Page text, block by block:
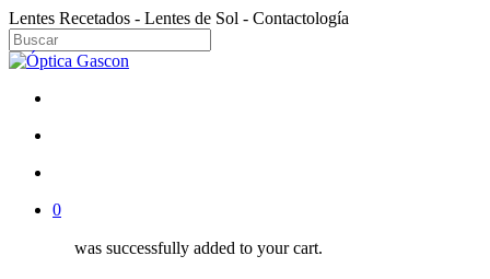
Skip
to
main
content
Lentes Recetados - Lentes de Sol - Contactología
Close
0
was successfully added to your cart.